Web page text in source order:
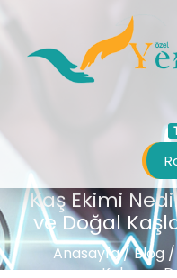
Kaş Ekimi
ve Doğal
Anasayfa/Blog /
Kalıcı ve